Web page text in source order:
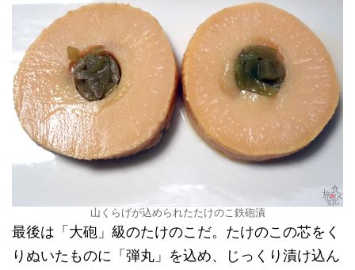
山くらげが込められたたけのこ鉄砲漬
最後は「大砲」級のたけのこだ。たけのこの芯をく
りぬいたものに「弾丸」を込め、じっくり漬け込ん